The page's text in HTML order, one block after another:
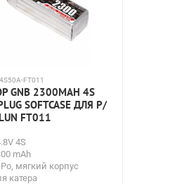
FT011
GNB 2300MAH 4S
SOFTCASE ДЛЯ Р/
FT011
4S
mAh
мягкий корпус
катера